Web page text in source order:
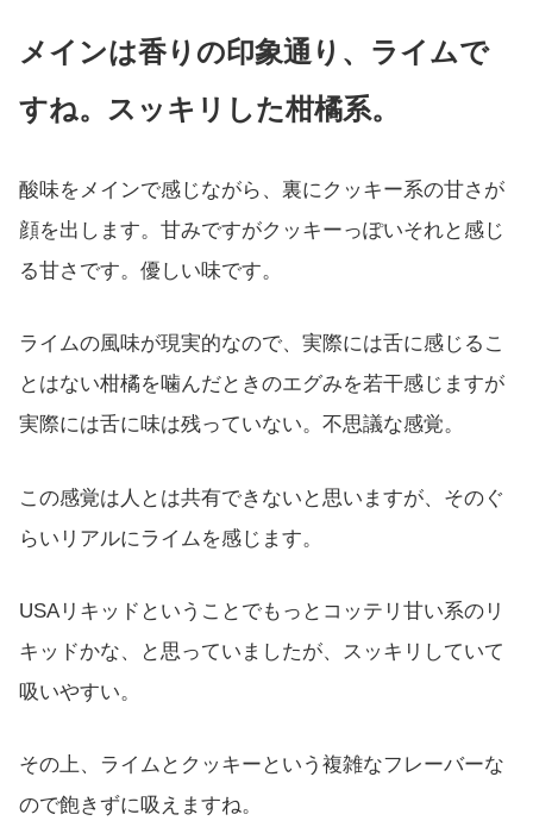
メインは香りの印象通り、ライムで
すね。スッキリした柑橘系。
酸味をメインで感じながら、裏にクッキー系の甘さが
顔を出します。甘みですがクッキーっぽいそれと感じ
る甘さです。優しい味です。
ライムの風味が現実的なので、実際には舌に感じるこ
とはない柑橘を噛んだときのエグみを若干感じますが
実際には舌に味は残っていない。不思議な感覚。
この感覚は人とは共有できないと思いますが、そのぐ
らいリアルにライムを感じます。
USAリキッドということでもっとコッテリ甘い系のリ
キッドかな、と思っていましたが、スッキリしていて
吸いやすい。
その上、ライムとクッキーという複雑なフレーバーな
ので飽きずに吸えますね。